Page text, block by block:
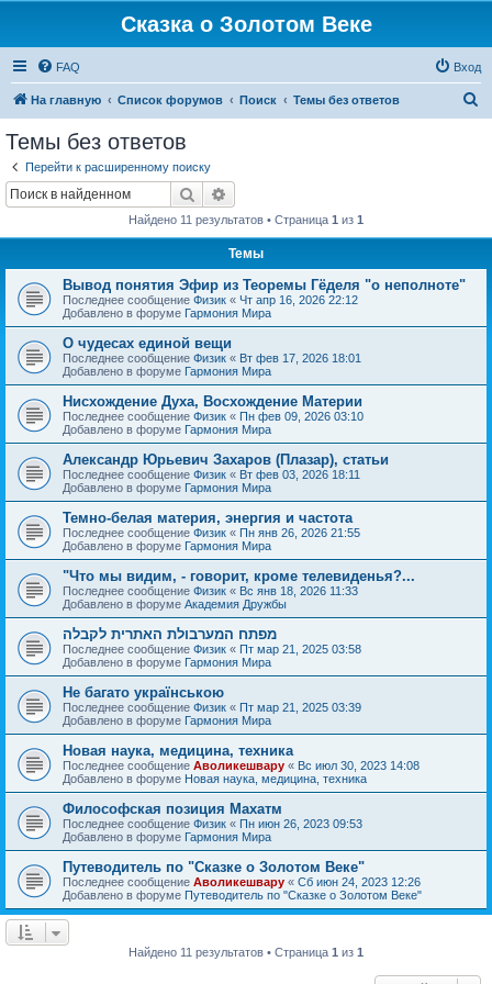
Сказка о Золотом Веке
FAQ Вход
На главную Список форумов Поиск Темы без ответов
Темы без ответов
Перейти к расширенному поиску
Поиск
Найдено 11 результатов • Страница 1 из 1
Темы
Вывод понятия Эфир из Теоремы Гёделя "о неполноте"
Последнее сообщение Физик « Чт апр 16, 2026 22:12
Добавлено в форуме Гармония Мира
О чудесах единой вещи
Последнее сообщение Физик « Вт фев 17, 2026 18:01
Добавлено в форуме Гармония Мира
Нисхождение Духа, Восхождение Материи
Последнее сообщение Физик « Пн фев 09, 2026 03:10
Добавлено в форуме Гармония Мира
Александр Юрьевич Захаров (Плазар), статьи
Последнее сообщение Физик « Вт фев 03, 2026 18:11
Добавлено в форуме Гармония Мира
Темно-белая материя, энергия и частота
Последнее сообщение Физик « Пн янв 26, 2026 21:55
Добавлено в форуме Гармония Мира
"Что мы видим, - говорит, кроме телевиденья?...
Последнее сообщение Физик « Вс янв 18, 2026 11:33
Добавлено в форуме Академия Дружбы
מפתח המערבולת האתרית לקבלה
Последнее сообщение Физик « Пт мар 21, 2025 03:58
Добавлено в форуме Гармония Мира
Не багато українською
Последнее сообщение Физик « Пт мар 21, 2025 03:39
Добавлено в форуме Гармония Мира
Новая наука, медицина, техника
Последнее сообщение Аволикешвару « Вс июл 30, 2023 14:08
Добавлено в форуме Новая наука, медицина, техника
Философская позиция Махатм
Последнее сообщение Физик « Пн июн 26, 2023 09:53
Добавлено в форуме Гармония Мира
Путеводитель по "Сказке о Золотом Веке"
Последнее сообщение Аволикешвару « Сб июн 24, 2023 12:26
Добавлено в форуме Путеводитель по "Сказке о Золотом Веке"
Найдено 11 результатов • Страница 1 из 1